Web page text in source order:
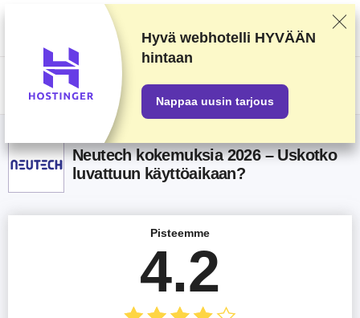
Arvostelemme palveluntarjoajia huolellisen testaamisen ja ennalta
määrättyjen kriteerien perusteella, mutta otamme huomioon myös
käyttäjäpalautteen sekä omat kaupalliset sopimuksemme. Tämä sivu
sisältää affiliate-linkkejä.
Mainosseloste .
US$
Neutech kokemuksia 2026 – Uskotko
luvattuun käyttöaikaan?
Pisteemme
4.2
Hyvä webhotelli HYVÄÄN
hintaan
Nappaa uusin tarjous